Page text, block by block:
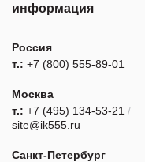
информация
Россия
т.: +7 (800) 555-89-01
Москва
т.: +7 (495) 134-53-21 /
site@ik555.ru
Санкт-Петербург